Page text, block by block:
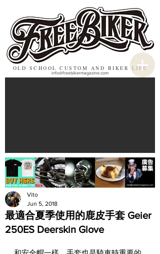
OLD SCHOOL CUSTOM AND BIKER LIFE
info@freebikermagazine.com
最適合夏季使用的鹿皮手套 Geier
250ES Deerskin Glove
Vito
Jun 5, 2018